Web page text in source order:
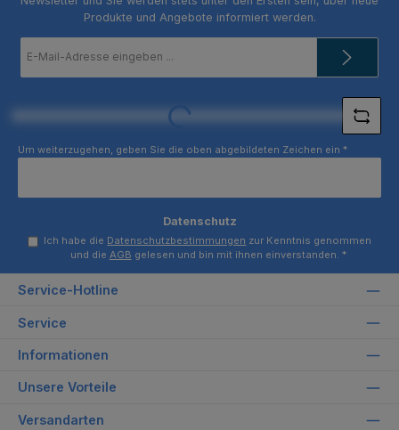
Produkte und Angebote informiert werden.
Mail-
Loading...
Um weiterzugehen, geben Sie die oben abgebildeten Zeichen ein *
Datenschutz
Ich habe die Datenschutzbestimmungen zur Kenntnis genommen
und die AGB gelesen und bin mit ihnen einverstanden. *
Service-Hotline
Service
Informationen
Unsere Vorteile
Versandarten